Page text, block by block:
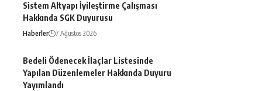
Sistem Altyapı İyileştirme Çalışması
Hakkında SGK Duyurusu
Haberler 7 Ağustos 2026
Bedeli Ödenecek İlaçlar Listesinde
Yapılan Düzenlemeler Hakkında Duyuru
Yayımlandı